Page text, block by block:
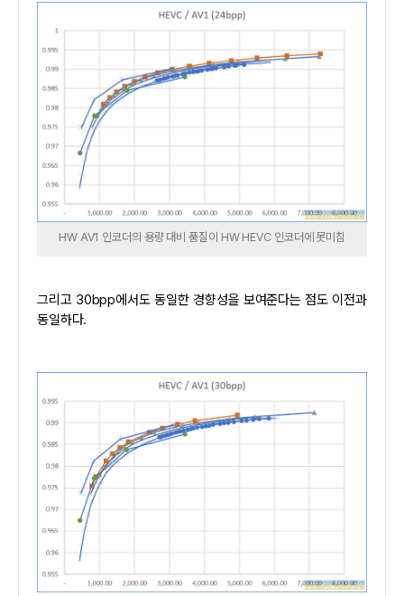
HW AV1 인코더의 용량 대비 품질이 HW HEVC 인코더에 못미침
그리고 30bpp에서도 동일한 경향성을 보여준다는 점도 이전과
동일하다.